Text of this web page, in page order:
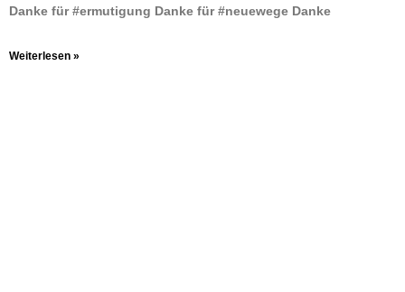
Danke für #ermutigung Danke für #neuewege Danke
Weiterlesen »